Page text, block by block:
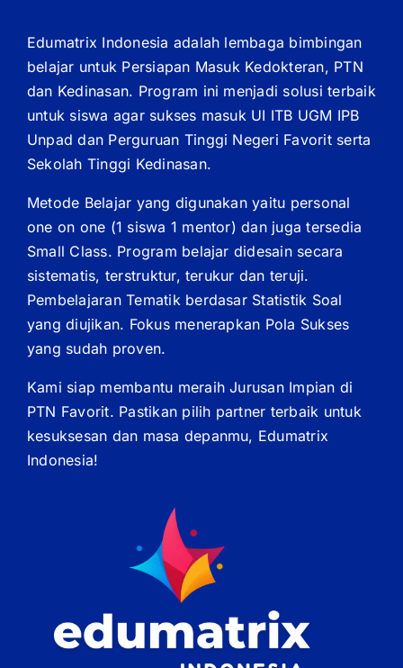
Edumatrix Indonesia adalah lembaga bimbingan
belajar untuk Persiapan Masuk Kedokteran, PTN
dan Kedinasan. Program ini menjadi solusi terbaik
untuk siswa agar sukses masuk UI ITB UGM IPB
Unpad dan Perguruan Tinggi Negeri Favorit serta
Sekolah Tinggi Kedinasan.
Metode Belajar yang digunakan yaitu personal
one on one (1 siswa 1 mentor) dan juga tersedia
Small Class. Program belajar didesain secara
sistematis, terstruktur, terukur dan teruji.
Pembelajaran Tematik berdasar Statistik Soal
yang diujikan. Fokus menerapkan Pola Sukses
yang sudah proven.
Kami siap membantu meraih Jurusan Impian di
PTN Favorit. Pastikan pilih partner terbaik untuk
kesuksesan dan masa depanmu, Edumatrix
Indonesia!